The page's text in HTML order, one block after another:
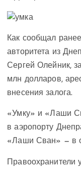
Как сообщал ранее
авторитета из
Сергей Олейник,
млн долларов,
внесения залога.
«Умку» и «Лаши
в аэропорту
«Лаши Сван» — в
Правоохранители